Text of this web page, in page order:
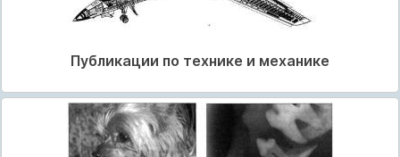
Публикации по технике и механике